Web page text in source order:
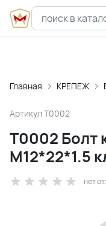
Главная КРЕПЕЖ
Артикул T0002
T0002 Болт
М12*22*1.5
нет